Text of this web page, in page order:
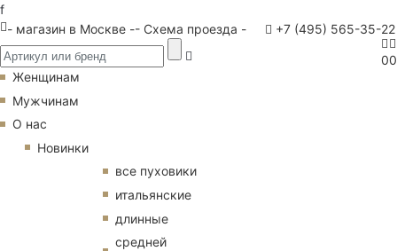
f
- магазин в Москве -- Схема проезда - +7 (495) 565-35-22
00
Женщинам
Мужчинам
О нас
Новинки
все пуховики
итальянские
длинные
средней